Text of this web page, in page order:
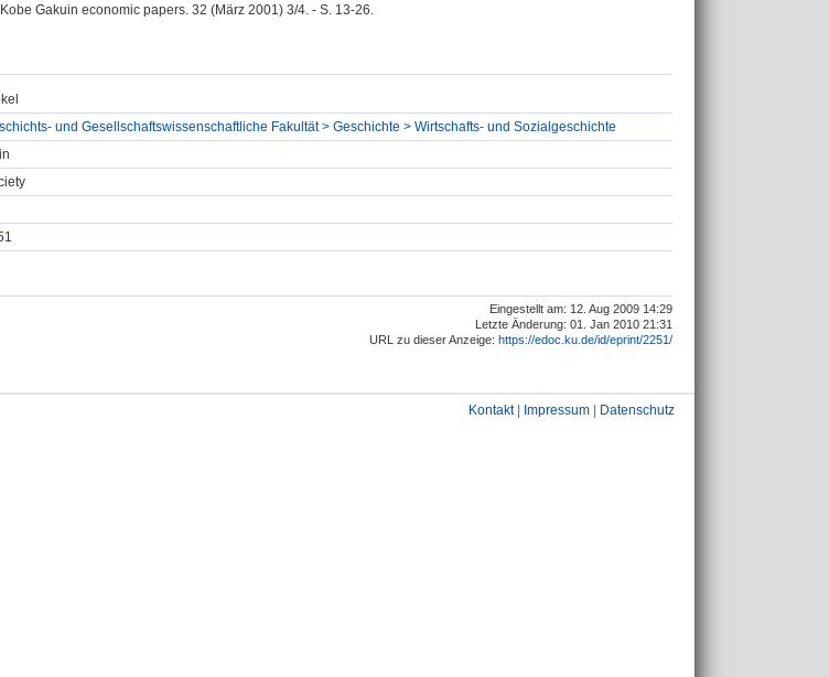
Gakuin economic papers. 32 (März 2001) 3/4. - S. 13-26.
und Gesellschaftswissenschaftliche Fakultät > Geschichte > Wirtschafts- und Sozialgeschichte
Eingestellt am: 12. Aug 2009 14:29
Letzte Änderung: 01. Jan 2010 21:31
URL zu dieser Anzeige: https://edoc.ku.de/id/eprint/2251/
Kontakt| Impressum Datenschutz